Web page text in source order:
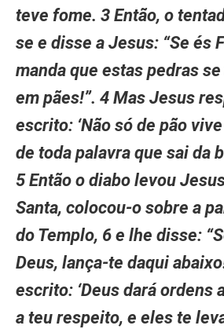
teve fome. 3 Então, o
se e disse a Jesus: “Se és
manda que estas pedras
em pães!”. 4 Mas Jesus
escrito: ‘Não só de pão
de toda palavra que sai da
5 Então o diabo levou
Santa, colocou-o sobre a
do Templo, 6 e lhe disse:
Deus, lança-te daqui
escrito: ‘Deus dará ordens
a teu respeito, e eles te